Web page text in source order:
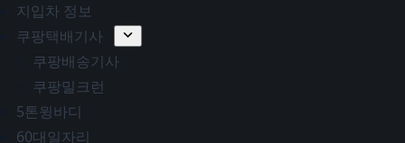
지입차 정보
쿠팡택배기사
쿠팡배송기사
쿠팡밀크런
5톤윙바디
60대일자리